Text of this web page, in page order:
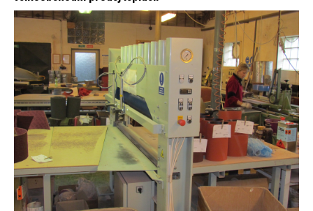
ř
e
b
u
j
e
t
e
n
a
j